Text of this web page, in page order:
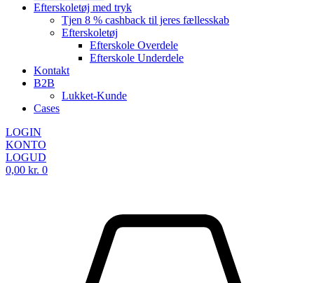
Efterskoletøj med tryk
Tjen 8 % cashback til jeres fællesskab
Efterskoletøj
Efterskole Overdele
Efterskole Underdele
Kontakt
B2B
Lukket-Kunde
Cases
LOGIN
KONTO
LOGUD
0,00 kr. 0